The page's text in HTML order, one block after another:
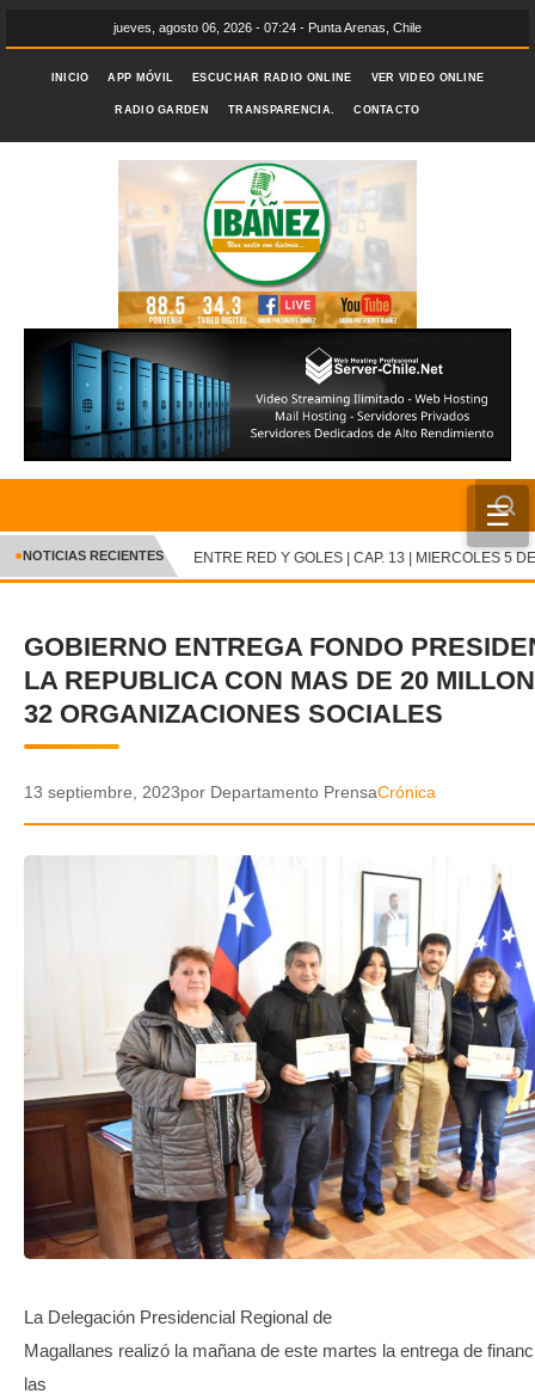
jueves, agosto 06, 2026 - 07:24 - Punta Arenas, Chile
INICIO APP MÓVIL ESCUCHAR RADIO ONLINE VER VIDEO ONLINE
RADIO GARDEN TRANSPARENCIA. CONTACTO
☰
INICIO
CRÓNICA
DEPORTES
ENTRETENIMIENTO Y CULTURA
GALERIA DE FOTOS
APP MÓVIL
TRANSPARENCIA
✕
●NOTICIAS RECIENTES ENTRE RED Y GOLES | CAP. 13 | MIERCOLES 5 DE
GOBIERNO ENTREGA FONDO
LA REPUBLICA CON MAS DE 20
32 ORGANIZACIONES SOCIALES
13 septiembre, 2023por Departamento PrensaCrónica
La Delegación Presidencial Regional de
Magallanes realizó la mañana de este martes la entrega de
las